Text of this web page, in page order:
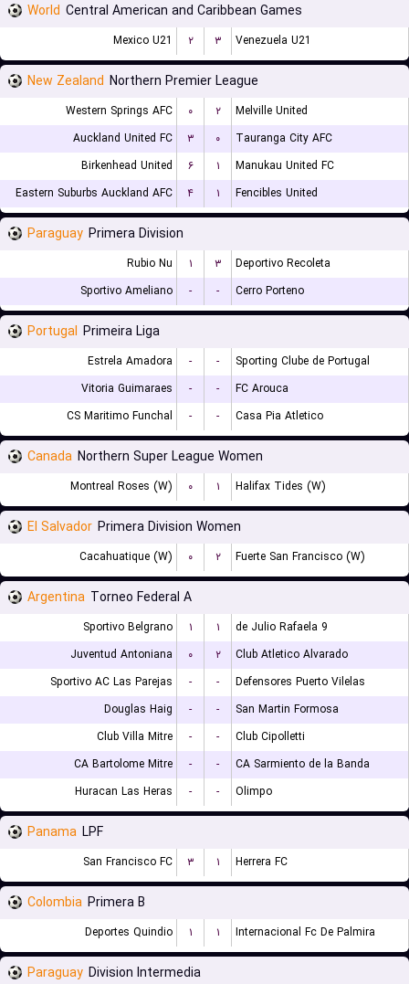
World Central American and Caribbean Games
Mexico U21 ۲ ۳ Venezuela U21
New Zealand Northern Premier League
Western Springs AFC ۰ ۲
Melville United
Auckland United FC
۳ ۰
Tauranga City AFC
Birkenhead United
۶ ۱
Manukau United FC
Eastern Suburbs Auckland AFC
۴ ۱ Fencibles United
Paraguay Primera Division
Rubio Nu ۱ ۳
Deportivo Recoleta
Sportivo Ameliano
- - Cerro Porteno
Portugal Primeira Liga
Estrela Amadora - -
Sporting Clube de Portugal
Vitoria Guimaraes
- -
FC Arouca
CS Maritimo Funchal
- - Casa Pia Atletico
Canada Northern Super League Women
Montreal Roses (W) ۰ ۱ Halifax Tides (W)
El Salvador Primera Division Women
Cacahuatique (W) ۰ ۲ Fuerte San Francisco (W)
Argentina Torneo Federal A
Sportivo Belgrano ۱ ۱
9 de Julio Rafaela
Juventud Antoniana
۰ ۲
Club Atletico Alvarado
Sportivo AC Las Parejas
- -
Defensores Puerto Vilelas
Douglas Haig
- -
San Martin Formosa
Club Villa Mitre
- -
Club Cipolletti
CA Bartolome Mitre
- -
CA Sarmiento de la Banda
Huracan Las Heras
- - Olimpo
Panama LPF
San Francisco FC ۳ ۱ Herrera FC
Colombia Primera B
Deportes Quindio ۱ ۱ Internacional Fc De Palmira
Paraguay Division Intermedia